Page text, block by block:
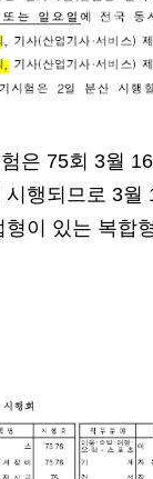
은 75회 3월
행되므로 3
이 있는 복합